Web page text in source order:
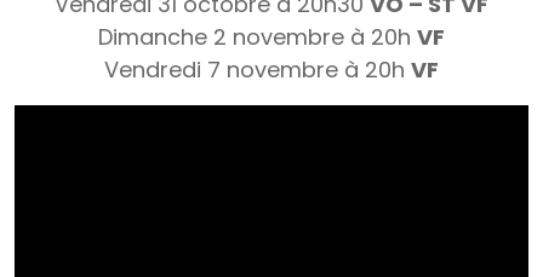
Dimanche 2 novembre à 20h VF
Vendredi 7 novembre à 20h VF